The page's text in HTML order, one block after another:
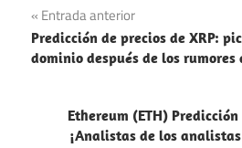
Navegación
de
Entrada anterior
Predicción de precios de XRP:
dominio después de los
Ethereum (ETH)
¡Analistas de los